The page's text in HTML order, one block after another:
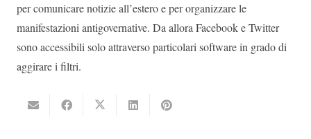
per comunicare notizie all’estero e per organizzare le
manifestazioni antigovernative. Da allora Facebook e Twitter
sono accessibili solo attraverso particolari software in grado di
aggirare i filtri.